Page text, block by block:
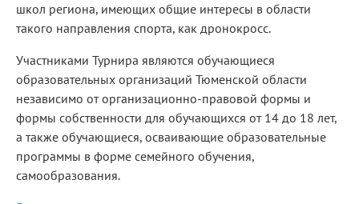
школ региона, имеющих общие интересы в области
такого направления спорта, как дронокросс.
Участниками Турнира являются обучающиеся
образовательных организаций Тюменской области
независимо от организационно-правовой формы и
формы собственности для обучающихся от 14 до 18 лет,
а также обучающиеся, осваивающие образовательные
программы в форме семейного обучения,
самообразования.